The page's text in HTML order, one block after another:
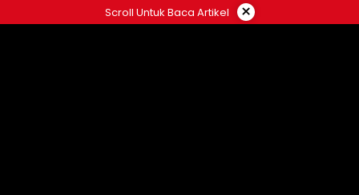
ke
Scroll Untuk Baca Artikel ×